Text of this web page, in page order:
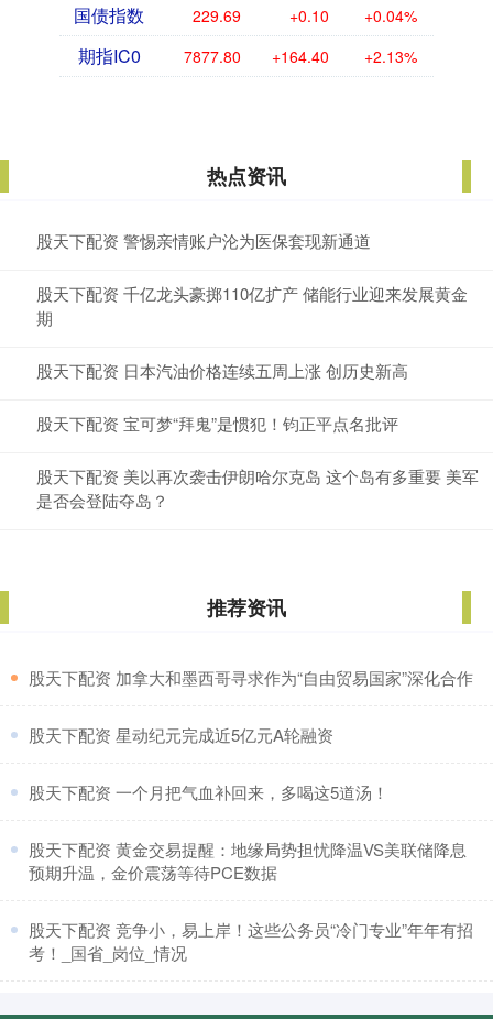
国债指数 229.69 +0.10 +0.04%
期指IC0 7877.80 +164.40 +2.13%
热点资讯
股天下配资 警惕亲情账户沦为医保套现新通道
股天下配资 千亿龙头豪掷110亿扩产 储能行业迎来发展黄金
期
股天下配资 日本汽油价格连续五周上涨 创历史新高
股天下配资 宝可梦“拜鬼”是惯犯！钧正平点名批评
股天下配资 美以再次袭击伊朗哈尔克岛 这个岛有多重要 美军
是否会登陆夺岛？
推荐资讯
​股天下配资 加拿大和墨西哥寻求作为“自由贸易国家”深化合作
​股天下配资 星动纪元完成近5亿元A轮融资
​股天下配资 一个月把气血补回来，多喝这5道汤！
​股天下配资 黄金交易提醒：地缘局势担忧降温VS美联储降息
预期升温，金价震荡等待PCE数据
​股天下配资 竞争小，易上岸！这些公务员“冷门专业”年年有招
考！_国省_岗位_情况